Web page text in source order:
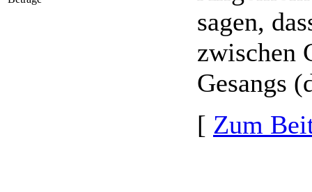
sagen,
zwischen
Gesangs
[ Zum